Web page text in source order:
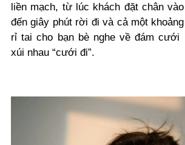
liền mạch, từ lúc khách đặt chân
đến giây phút rời đi và cả một
rỉ tai cho bạn bè nghe về đám cưới
xúi nhau “cưới đi”.